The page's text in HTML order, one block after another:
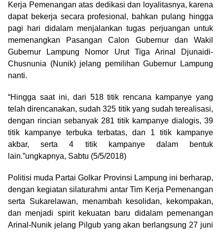
Kerja Pemenangan atas dedikasi dan loyalitasnya, karena
dapat bekerja secara profesional, bahkan pulang hingga
pagi hari didalam menjalankan tugas perjuangan untuk
memenangkan Pasangan Calon Gubernur dan Wakil
Gubernur Lampung Nomor Urut Tiga Arinal Djunaidi-
Chusnunia (Nunik) jelang pemilihan Gubernur Lampung
nanti.
“Hingga saat ini, dari 518 titik rencana kampanye yang
telah direncanakan, sudah 325 titik yang sudah terealisasi,
dengan rincian sebanyak 281 titik kampanye dialogis, 39
titik kampanye terbuka terbatas, dan 1 titik kampanye
akbar, serta 4 titik kampanye dalam bentuk
lain.”ungkapnya, Sabtu (5/5/2018)
Politisi muda Partai Golkar Provinsi Lampung ini berharap,
dengan kegiatan silaturahmi antar Tim Kerja Pemenangan
serta Sukarelawan, menambah kesolidan, kekompakan,
dan menjadi spirit kekuatan baru didalam pemenangan
Arinal-Nunik jelang Pilgub yang akan berlangsung 27 juni